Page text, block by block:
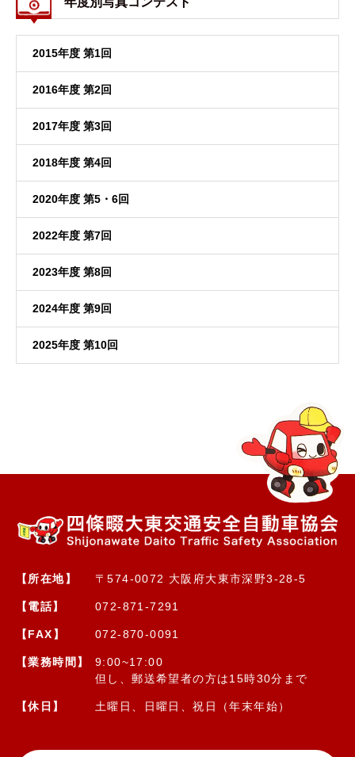
2015年度 第1回
2016年度 第2回
2017年度 第3回
2018年度 第4回
2020年度 第5・6回
2022年度 第7回
2023年度 第8回
2024年度 第9回
2025年度 第10回
【所在地】 〒574-0072 大阪府大東市深野3-28-5
【電話】 072-871-7291
【FAX】 072-870-0091
【業務時間】
9:00~17:00
但し、郵送希望者の方は15時30分まで
【休日】 土曜日、日曜日、祝日（年末年始）